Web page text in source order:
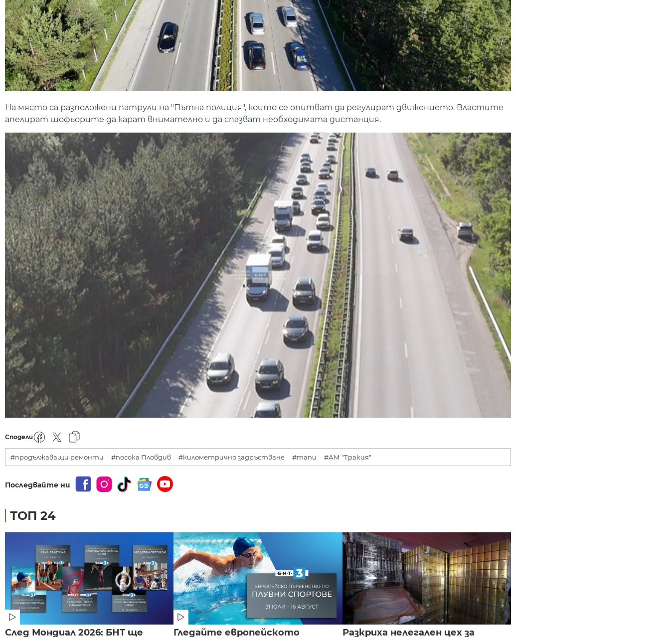
На място са разположени патрули на "Пътна полиция", които се опитват да регулират движението. Властите
апелират шофьорите да карат внимателно и да спазват необходимата дистанция.
Сподели
#продължаващи ремонти #посока Пловдив #километрично задръстване #тапи #АМ "Тракия"
Последвайте ни
ТОП 24
След Мондиал 2026: БНТ ще Гледайте европейското Разкриха нелегален цех за